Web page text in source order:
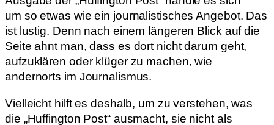
um so etwas wie ein journalistisches Angebot. Das
ist lustig. Denn nach einem längeren Blick auf die
Seite ahnt man, dass es dort nicht darum geht,
aufzuklären oder klüger zu machen, wie
andernorts im Journalismus.
Vielleicht hilft es deshalb, um zu verstehen, was
die „Huffington Post“ ausmacht, sie nicht als